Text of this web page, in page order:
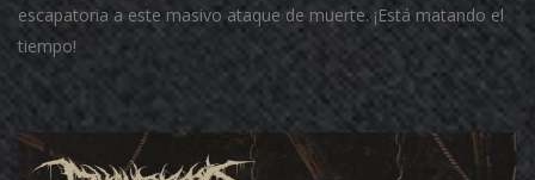
escapatoria a este masivo ataque de muerte. ¡Está matando el
tiempo!